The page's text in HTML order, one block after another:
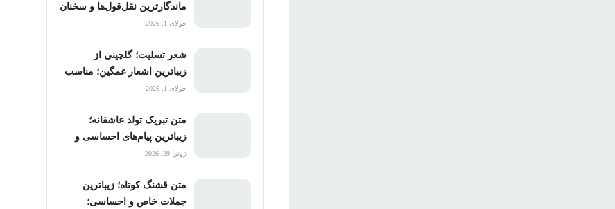
ماندگارترین نقل‌قول‌ها و سخنان
تأثیرگذار؛ درباره زندگی، آزادی
جولای 1, 2026
شعر تسلیت؛ گلچینی از
زیباترین اشعار غمگین؛ مناسب
پیام، استوری و مراسم ترحیم
جولای 1, 2026
متن تبریک تولد عاشقانه؛
زیباترین پیام‌های احساسی و
خاص؛ مناسب همسر، عشق و
ژوئن 29, 2026
متن قشنگ کوتاه؛ زیباترین
جملات خاص و احساسی؛